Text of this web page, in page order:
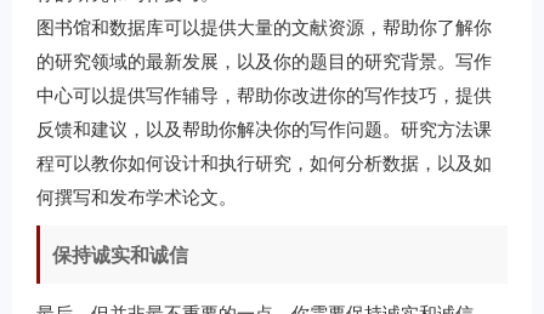
图书馆和数据库可以提供大量的文献资源，帮助你了解你
的研究领域的最新发展，以及你的题目的研究背景。写作
中心可以提供写作辅导，帮助你改进你的写作技巧，提供
反馈和建议，以及帮助你解决你的写作问题。研究方法课
程可以教你如何设计和执行研究，如何分析数据，以及如
何撰写和发布学术论文。
保持诚实和诚信